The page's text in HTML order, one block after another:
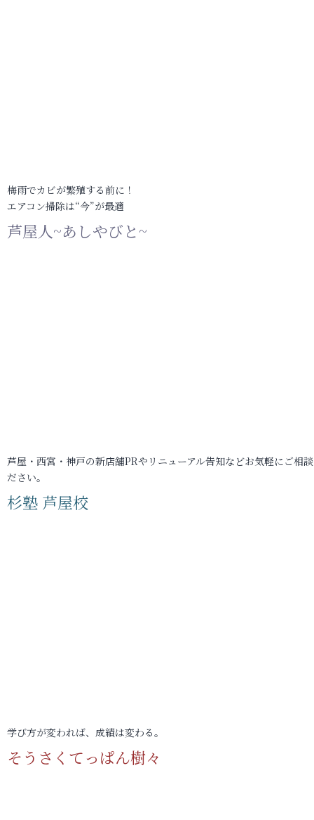
梅雨でカビが繁殖する前に！
エアコン掃除は“今”が最適
芦屋人~あしやびと~
芦屋・西宮・神戸の新店舗PRやリニューアル告知などお気軽にご相
ださい。
杉塾 芦屋校
学び方が変われば、成績は変わる。
そうさくてっぱん樹々